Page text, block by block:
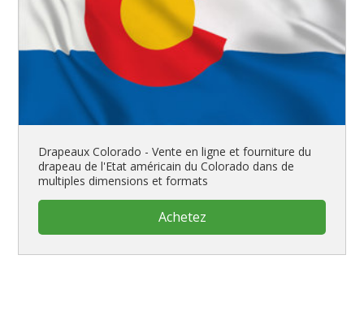
Drapeaux Colorado - Vente en ligne et fourniture du
drapeau de l'Etat américain du Colorado dans de
multiples dimensions et formats
Achetez